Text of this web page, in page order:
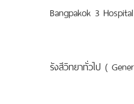
Bangpakok 3 Hospital
รังสีวิทยาทั่วไป (